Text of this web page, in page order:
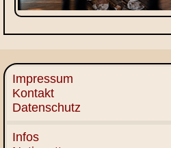
Impressum
Kontakt
Datenschutz
Infos